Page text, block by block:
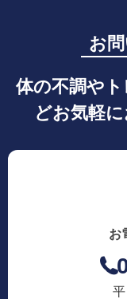
お
体の不調や
どお気軽
お